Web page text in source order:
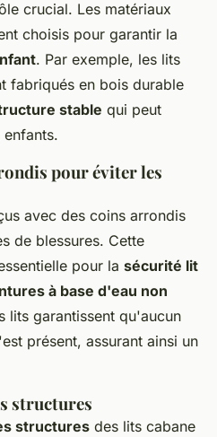
crucial. Les matériaux
choisis pour garantir la
. Par exemple, les lits
fabriqués en bois durable
stable qui peut
pour éviter les
avec des coins arrondis
de blessures. Cette
pour la sécurité lit
à base d'eau non
lits garantissent qu'aucun
présent, assurant ainsi un
structures
structures des lits cabane